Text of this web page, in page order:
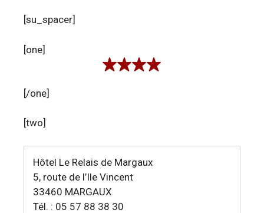
[su_spacer]
[one]
[/one]
[two]
Hôtel Le Relais de Margaux
5, route de l’Ile Vincent
33460 MARGAUX
Tél. : 05 57 88 38 30